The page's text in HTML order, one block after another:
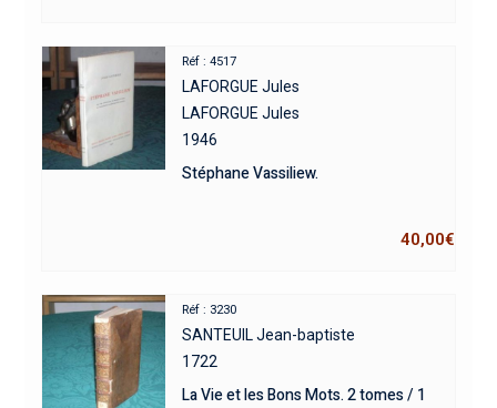
Réf : 4517
LAFORGUE Jules
LAFORGUE Jules
1946
Stéphane Vassiliew.
40,00€
Réf : 3230
SANTEUIL Jean-baptiste
1722
La Vie et les Bons Mots. 2 tomes / 1